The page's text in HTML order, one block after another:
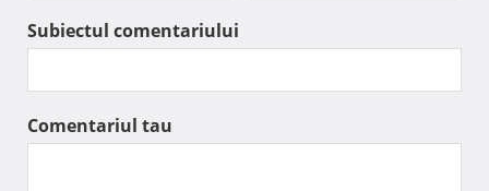
Subiectul comentariului
Comentariul tau